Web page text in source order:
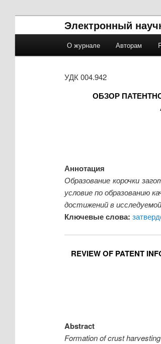
Электронный
Skip to primary content
Skip to secondary content
О журнале Авторам
УДК 004.942
ОБЗОР
Аннотация
Образование корочки
условие по образованию
достижений в
Ключевые слова:
REVIEW OF PATENT
Abstract
Formation of crust